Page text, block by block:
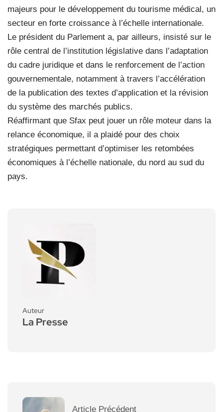
majeurs pour le développement du tourisme médical, un
secteur en forte croissance à l’échelle internationale.
Le président du Parlement a, par ailleurs, insisté sur le
rôle central de l’institution législative dans l’adaptation
du cadre juridique et dans le renforcement de l’action
gouvernementale, notamment à travers l’accélération
de la publication des textes d’application et la révision
du système des marchés publics.
Réaffirmant que Sfax peut jouer un rôle moteur dans la
relance économique, il a plaidé pour des choix
stratégiques permettant d’optimiser les retombées
économiques à l’échelle nationale, du nord au sud du
pays.
Auteur
La Presse
Article Précédent